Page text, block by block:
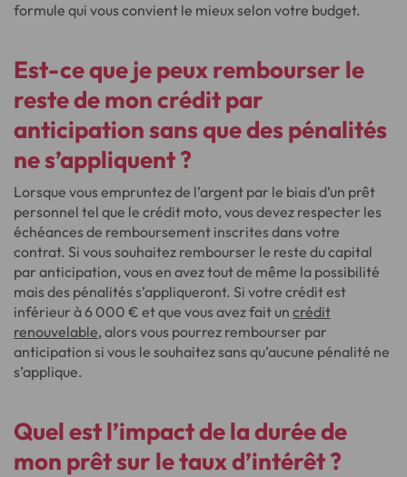
formule qui vous convient le mieux selon votre budget.
Est-ce que je peux rembourser le
reste de mon crédit par
anticipation sans que des pénalités
ne s’appliquent ?
Lorsque vous empruntez de l’argent par le biais d’un prêt
personnel tel que le crédit moto, vous devez respecter les
échéances de remboursement inscrites dans votre
contrat. Si vous souhaitez rembourser le reste du capital
par anticipation, vous en avez tout de même la possibilité
mais des pénalités s’appliqueront. Si votre crédit est
inférieur à 6 000 € et que vous avez fait un crédit
renouvelable, alors vous pourrez rembourser par
anticipation si vous le souhaitez sans qu’aucune pénalité ne
s’applique.
Quel est l’impact de la durée de
mon prêt sur le taux d’intérêt ?